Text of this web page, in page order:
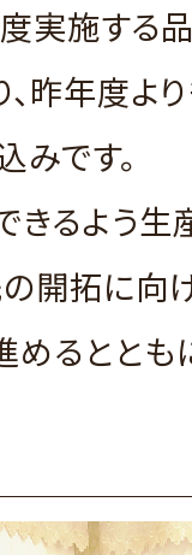
度実施する
昨年度よ
みです。
るよう生
開拓に向
めるとと